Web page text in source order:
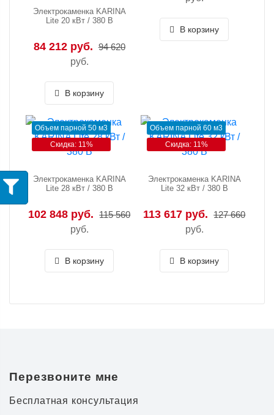
Электрокаменка KARINA
Lite 20 кВт / 380 В
84 212 руб. 94 620
руб.
В корзину
В корзину
Объем парной 50 м3
Скидка: 11%
Электрокаменка KARINA
Lite 28 кВт / 380 В
102 848 руб.
115 560
руб.
В корзину
Объем парной 60 м3
Скидка: 11%
Электрокаменка KARINA
Lite 32 кВт / 380 В
113 617 руб.
127 660
руб.
В корзину
Перезвоните мне
Бесплатная консультация